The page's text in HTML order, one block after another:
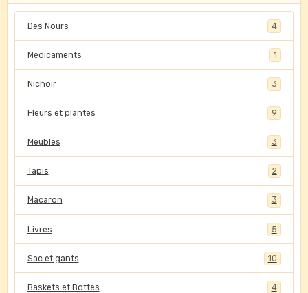
Des Nours 4
Médicaments 1
Nichoir 3
Fleurs et plantes 9
Meubles 3
Tapis 2
Macaron 3
Livres 5
Sac et gants 10
Baskets et Bottes 4